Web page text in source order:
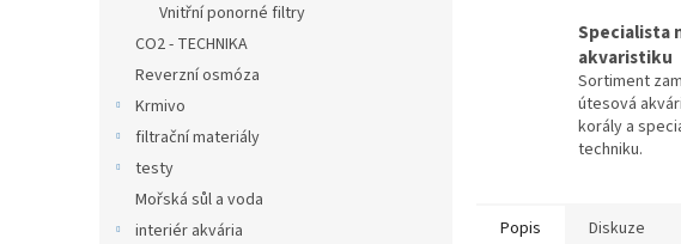
Vnitřní ponorné filtry
CO2 - TECHNIKA
Reverzní osmóza
Krmivo
filtrační materiály
testy
Mořská sůl a voda
interiér akvária
Specialista
akvaristiku
Sortiment
útesová
korály a
techniku.
Popis Diskuze